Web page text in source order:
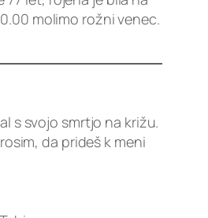
molimo rožni venec.
s svojo smrtjo na križu.
da prideš k meni